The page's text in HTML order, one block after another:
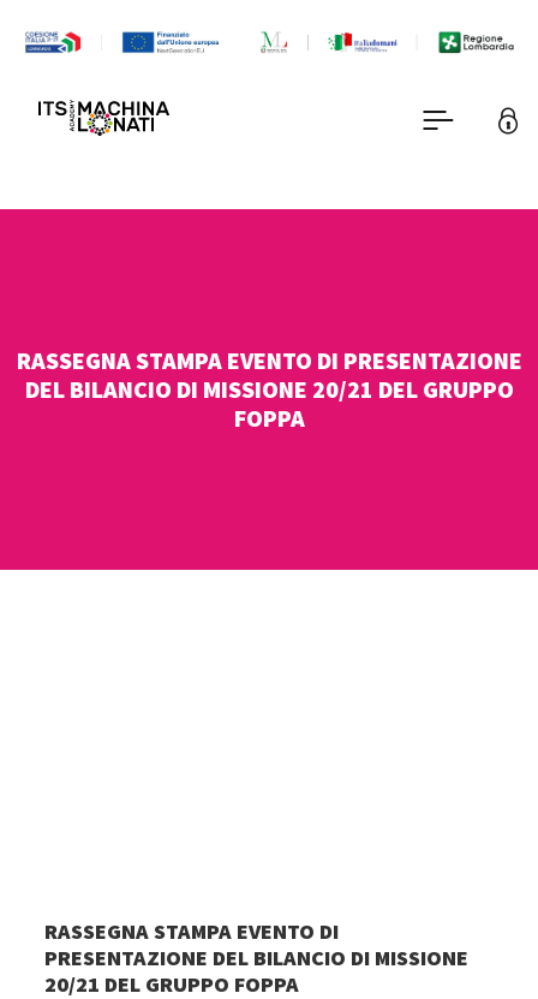
RASSEGNA STAMPA EVENTO DI PRESENTAZIONE
DEL BILANCIO DI MISSIONE 20/21 DEL GRUPPO
FOPPA
RASSEGNA STAMPA EVENTO DI
PRESENTAZIONE DEL BILANCIO DI MISSIONE
20/21 DEL GRUPPO FOPPA